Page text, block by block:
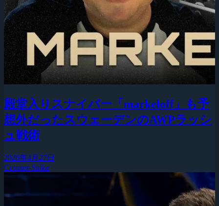
殿堂入りスナイパー「markeloff」も予
想外だったスウェーデンのAWPラッシ
ュ戦術
2026年4月27日
Counter-Strike